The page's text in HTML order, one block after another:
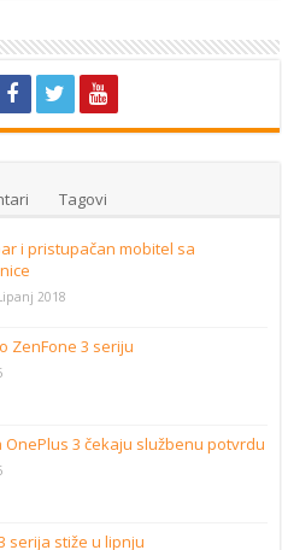
Tagovi
i pristupačan mobitel sa
2018
ZenFone 3 seriju
OnePlus 3 čekaju službenu potvrdu
serija stiže u lipnju